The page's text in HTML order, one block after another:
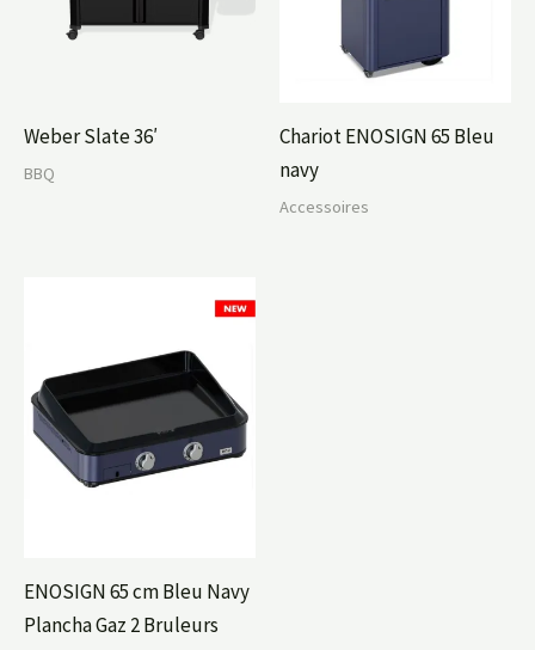
Weber Slate 36′
BBQ
Chariot ENOSIGN 65 Bleu
navy
Accessoires
ENOSIGN 65 cm Bleu Navy
Plancha Gaz 2 Bruleurs